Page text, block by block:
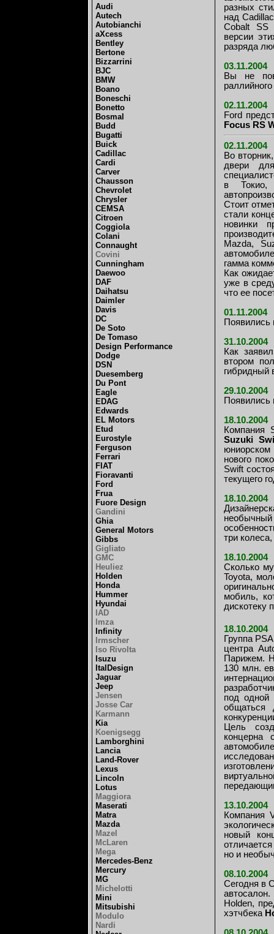
Audi
Autech
Autobianchi
aXcess
Bentley
Bertone
Bizzarrini
BJC
BMW
Boano
Boneschi
Bonetto
Bosmal
Budd
Bugatti
Buick
Cadillac
Cardi
Carver
Chausson
Chevrolet
Chrysler
CEMSA
Citroen
Coggiola
Colani
Connaught
Covini
Cunningham
Daewoo
DAF
Daihatsu
Daimler
Davis
DC
De Soto
De Tomaso
Design Performance
Dodge
DSN
Duesemberg
Du Pont
Eagle
EDAG
Edwards
EL Motors
Etud
Eurostyle
Ferguson
Ferrari
FIAT
Fioravanti
Ford
Frua
Fuore Design
Gandini
Ghia
General Motors
Gibbs
Gigliato
GMC
Heuliez
Holden
Honda
Hummer
Hyundai
IAD
Imza
Infinity
Irmscher
Iso Rivolta
Isuzu
ItalDesign
Jaguar
Jeep
Jensen
Josse Car
Karmann
Kia
Koenigsegg
Lamborghini
Lancia
Land-Rover
Lexus
Lincoln
Lotus
Maggiora
Maserati
Matra
Mazda
Mazel
McLaren
Mega
Mercedes-Benz
Mercury
MG
Michelotti
Mini
Mitsubishi
Modulo
Nardi
разных
над
Cobalt SS
версии
разряда
03.11.2004
Вы не
02.11.2004
Ford
Focus RS
02.11.2004
Во
двери
в
Стоит
стали
новинки
Mazda,
гамма
Как
уже в
что ее
01.11.2004
Появились
31.10.2004
Как
втором
гибридный
29.10.2004
Появились
18.10.2004
Компания
Suzuki
юниорском
нового
Swift
текущего
18.10.2004
три
18.10.2004
Сколько
Toyota,
мобиль,
дискотеку
18.10.2004
Группа
центра
Парижем.
130 млн.
под одной
общаться
Цель
концерна
13.10.2004
Компания
новый
но и
08.10.2004
Сегодня в
Holden,
хэтчбека